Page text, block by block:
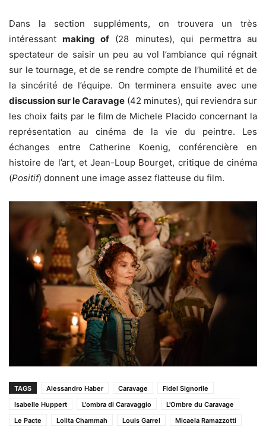
Dans la section suppléments, on trouvera un très
intéressantmaking of (28 minutes), qui permettra au
spectateur de saisir un peu au vol l’ambiance qui régnait
sur le tournage, et de se rendre compte de l’humilité et de
la sincérité de l’équipe. On terminera ensuite avec une
discussion sur le Caravage (42 minutes), qui reviendra sur
les choix faits par le film de Michele Placido concernant la
représentation au cinéma de la vie du peintre. Les
échanges entre Catherine Koenig, conférencière en
histoire de l’art, et Jean-Loup Bourget, critique de cinéma
(Positif) donnent une image assez flatteuse du film.
TAGS Alessandro Haber Caravage
Fidel Signorile
Isabelle Huppert
L'ombra di Caravaggio
L'Ombre du Caravage
Le Pacte
Lolita Chammah Louis Garrel
Micaela Ramazzotti